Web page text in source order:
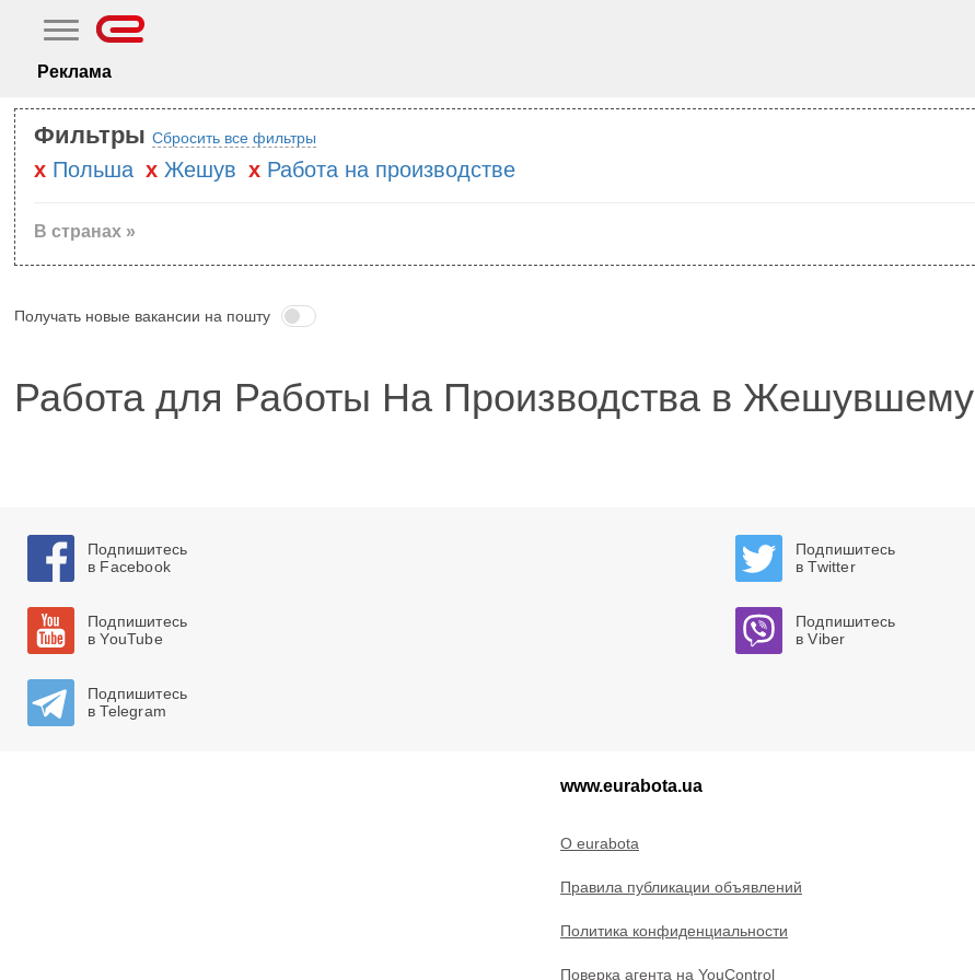
Реклама
Фильтры Сбросить все фильтры
Польша Жешув Работа на производстве
В странах »
Получать новые вакансии на пошту
Работа для Работы На Производства в Жешувшему
Подпишитесь
в Facebook
Подпишитесь
в Twitter
Подпишитесь
в YouTube
Подпишитесь
в Viber
Подпишитесь
в Telegram
www.eurabota.ua
O eurabota
Правила публикации объявлений
Политика конфиденциальности
Поверка агента на YouControl